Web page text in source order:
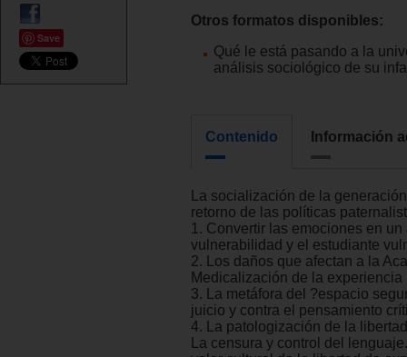
Save
Otros formatos disponibles:
Qué le está pasando a la
análisis sociológico de su
Contenido Información
La socialización de la
retorno de las políticas
1. Convertir las emociones en un
vulnerabilidad y el estudiante
2. Los daños que afectan a la
Medicalización de la experiencia
3. La metáfora del ?espacio
juicio y contra el pensamiento
4. La patologización de la
La censura y control del